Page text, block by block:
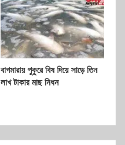
বাগমারায় পুকুরে বিষ দিয়ে সাড়ে তিন
লাখ টাকার মাছ নিধন